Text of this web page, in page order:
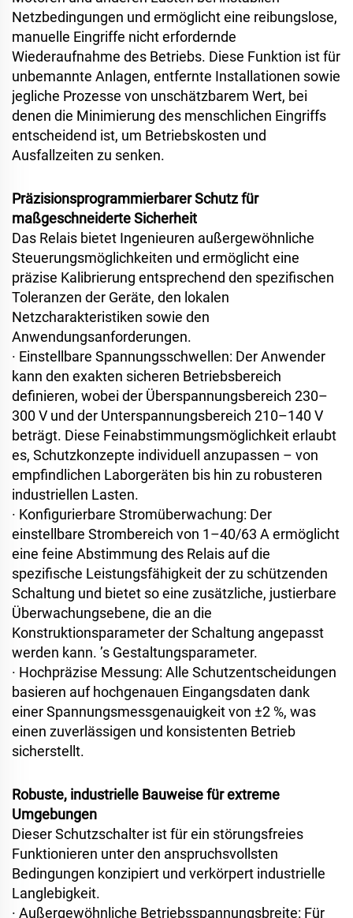
Netzbedingungen und ermöglicht eine reibungslose,
manuelle Eingriffe nicht erfordernde
Wiederaufnahme des Betriebs. Diese Funktion ist für
unbemannte Anlagen, entfernte Installationen sowie
jegliche Prozesse von unschätzbarem Wert, bei
denen die Minimierung des menschlichen Eingriffs
entscheidend ist, um Betriebskosten und
Ausfallzeiten zu senken.
Präzisionsprogrammierbarer Schutz für
maßgeschneiderte Sicherheit
Das Relais bietet Ingenieuren außergewöhnliche
Steuerungsmöglichkeiten und ermöglicht eine
präzise Kalibrierung entsprechend den spezifischen
Toleranzen der Geräte, den lokalen
Netzcharakteristiken sowie den
Anwendungsanforderungen.
· Einstellbare Spannungsschwellen: Der Anwender
kann den exakten sicheren Betriebsbereich
definieren, wobei der Überspannungsbereich 230–
300 V und der Unterspannungsbereich 210–140 V
beträgt. Diese Feinabstimmungsmöglichkeit erlaubt
es, Schutzkonzepte individuell anzupassen – von
empfindlichen Laborgeräten bis hin zu robusteren
industriellen Lasten.
· Konfigurierbare Stromüberwachung: Der
einstellbare Strombereich von 1–40/63 A ermöglicht
eine feine Abstimmung des Relais auf die
spezifische Leistungsfähigkeit der zu schützenden
Schaltung und bietet so eine zusätzliche, justierbare
Überwachungsebene, die an die
Konstruktionsparameter der Schaltung angepasst
werden kann. ’s Gestaltungsparameter.
· Hochpräzise Messung: Alle Schutzentscheidungen
basieren auf hochgenauen Eingangsdaten dank
einer Spannungsmessgenauigkeit von ±2 %, was
einen zuverlässigen und konsistenten Betrieb
sicherstellt.
Robuste, industrielle Bauweise für extreme
Umgebungen
Dieser Schutzschalter ist für ein störungsfreies
Funktionieren unter den anspruchsvollsten
Bedingungen konzipiert und verkörpert industrielle
Langlebigkeit.
· Außergewöhnliche Betriebsspannungsbreite: Für